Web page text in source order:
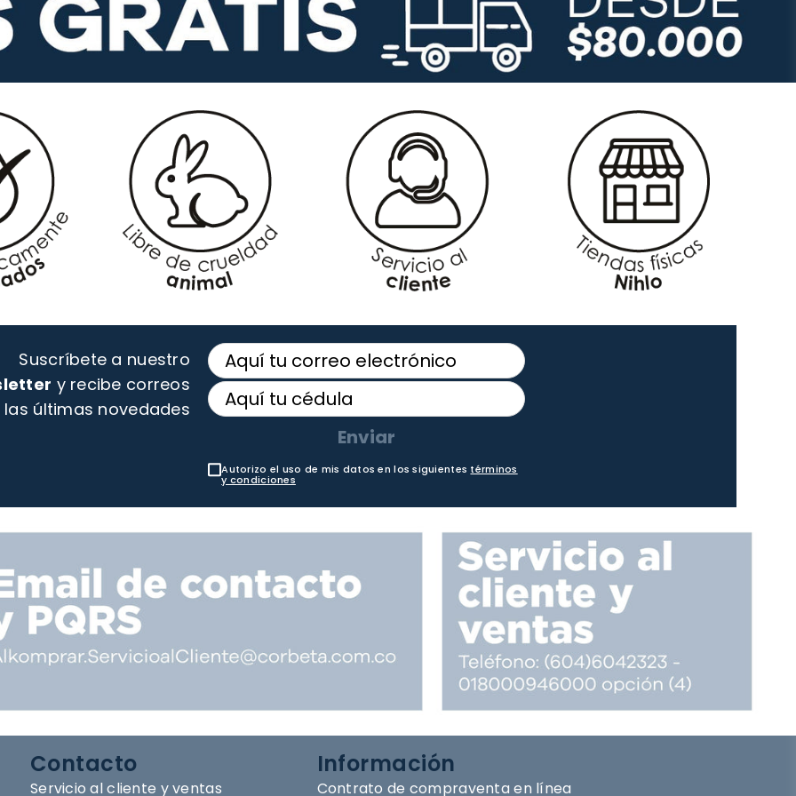
Suscríbete a nuestro
y recibe correos
últimas novedades
Enviar
Autorizo el uso de mis datos en los siguientes términos
y condiciones
Contacto
Servicio al cliente y ventas
Información
Contrato de compraventa en línea